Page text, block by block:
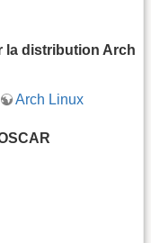
la distribution Arch
Arch Linux